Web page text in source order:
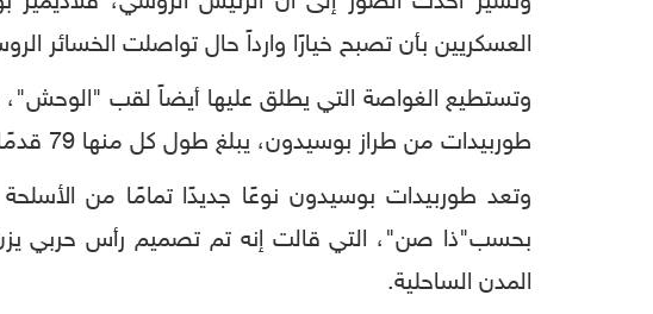
العسكريين بأن تصبح خيارًا وارداً حال تواصلت الخسائر
وتستطيع الغواصة التي يطلق عليها أيضاً لقب
طوربيدات من طراز بوسيدون، يبلغ طول كل منها 79 قدمًا، وجاهزة لإطلاق العنان لمعركة هرمجدون (نهاية العالم).
وتعد طوربيدات بوسيدون نوعًا جديدًا تمامًا من
المدن الساحلية.